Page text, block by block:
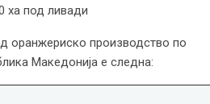
ха под ливади
оранжериско производство по
Македонија е следна: